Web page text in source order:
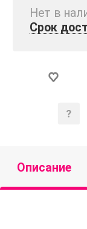
Нет в
Срок
Описание